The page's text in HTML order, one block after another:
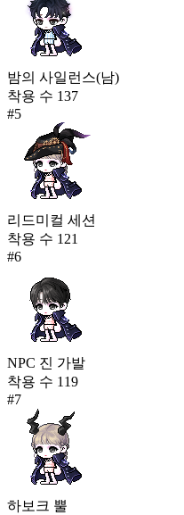
밤의 사일런스(남)
착용 수 137
#5
리드미컬 세션
착용 수 121
#6
NPC 진 가발
착용 수 119
#7
하보크 뿔